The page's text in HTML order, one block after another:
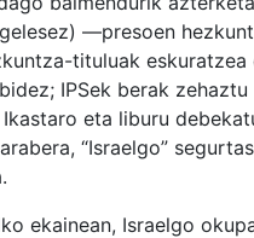
—presoen
tituluak
IPSek berak
eta liburu
“Israelgo”
ekainean, Israelgo